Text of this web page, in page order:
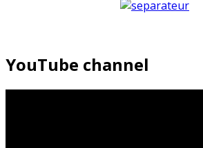
YouTube channel